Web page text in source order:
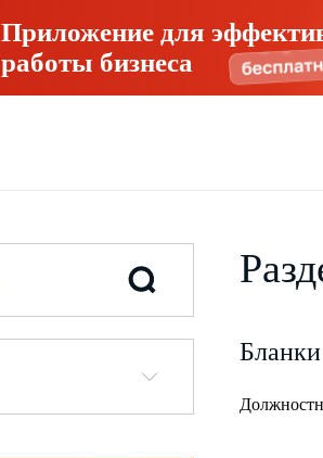
Приложение для
работы бизнеса
Бланки